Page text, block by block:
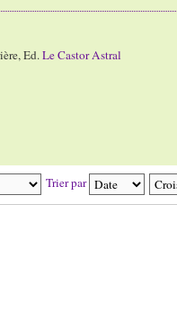
Ed.Le Castor Astral
Trier par